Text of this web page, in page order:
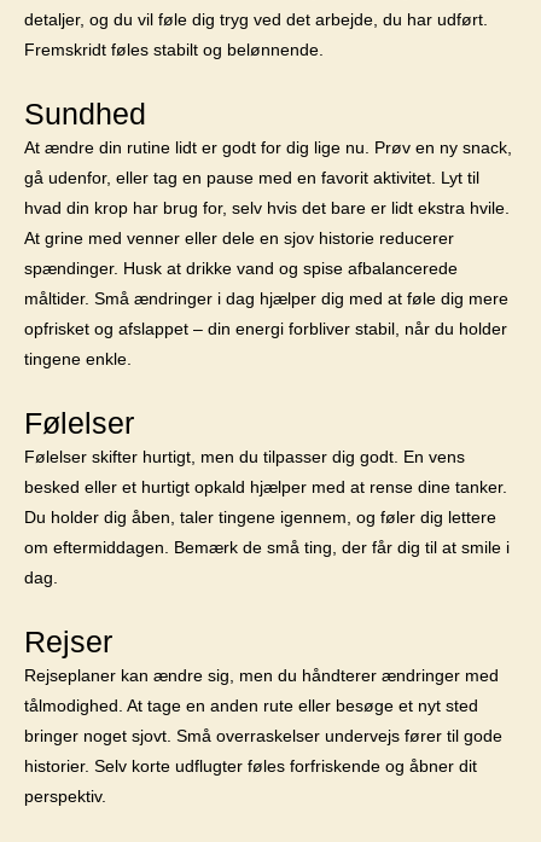
detaljer, og du vil føle dig tryg ved det arbejde, du har udført.
Fremskridt føles stabilt og belønnende.
Sundhed
At ændre din rutine lidt er godt for dig lige nu. Prøv en ny snack,
gå udenfor, eller tag en pause med en favorit aktivitet. Lyt til
hvad din krop har brug for, selv hvis det bare er lidt ekstra hvile.
At grine med venner eller dele en sjov historie reducerer
spændinger. Husk at drikke vand og spise afbalancerede
måltider. Små ændringer i dag hjælper dig med at føle dig mere
opfrisket og afslappet – din energi forbliver stabil, når du holder
tingene enkle.
Følelser
Følelser skifter hurtigt, men du tilpasser dig godt. En vens
besked eller et hurtigt opkald hjælper med at rense dine tanker.
Du holder dig åben, taler tingene igennem, og føler dig lettere
om eftermiddagen. Bemærk de små ting, der får dig til at smile i
dag.
Rejser
Rejseplaner kan ændre sig, men du håndterer ændringer med
tålmodighed. At tage en anden rute eller besøge et nyt sted
bringer noget sjovt. Små overraskelser undervejs fører til gode
historier. Selv korte udflugter føles forfriskende og åbner dit
perspektiv.